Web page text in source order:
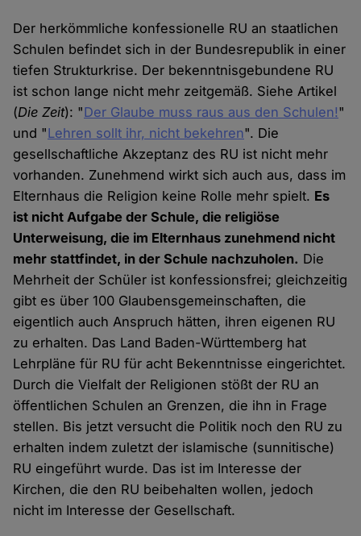
Der herkömmliche konfessionelle RU an staatlichen
Schulen befindet sich in der Bundesrepublik in einer
tiefen Strukturkrise. Der bekenntnisgebundene RU
ist schon lange nicht mehr zeitgemäß. Siehe Artikel
(Die Zeit): "Der Glaube muss raus aus den Schulen!"
und "Lehren sollt ihr, nicht bekehren". Die
gesellschaftliche Akzeptanz des RU ist nicht mehr
vorhanden. Zunehmend wirkt sich auch aus, dass im
Elternhaus die Religion keine Rolle mehr spielt. Es
ist nicht Aufgabe der Schule, die religiöse
Unterweisung, die im Elternhaus zunehmend nicht
mehr stattfindet, in der Schule nachzuholen. Die
Mehrheit der Schüler ist konfessionsfrei; gleichzeitig
gibt es über 100 Glaubensgemeinschaften, die
eigentlich auch Anspruch hätten, ihren eigenen RU
zu erhalten. Das Land Baden-Württemberg hat
Lehrpläne für RU für acht Bekenntnisse eingerichtet.
Durch die Vielfalt der Religionen stößt der RU an
öffentlichen Schulen an Grenzen, die ihn in Frage
stellen. Bis jetzt versucht die Politik noch den RU zu
erhalten indem zuletzt der islamische (sunnitische)
RU eingeführt wurde. Das ist im Interesse der
Kirchen, die den RU beibehalten wollen, jedoch
nicht im Interesse der Gesellschaft.